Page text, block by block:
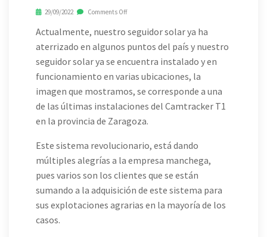
29/09/2022 Comments Off
Actualmente, nuestro seguidor solar ya ha
aterrizado en algunos puntos del país y nuestro
seguidor solar ya se encuentra instalado y en
funcionamiento en varias ubicaciones, la
imagen que mostramos, se corresponde a una
de las últimas instalaciones del Camtracker T1
en la provincia de Zaragoza.
Este sistema revolucionario, está dando
múltiples alegrías a la empresa manchega,
pues varios son los clientes que se están
sumando a la adquisición de este sistema para
sus explotaciones agrarias en la mayoría de los
casos.